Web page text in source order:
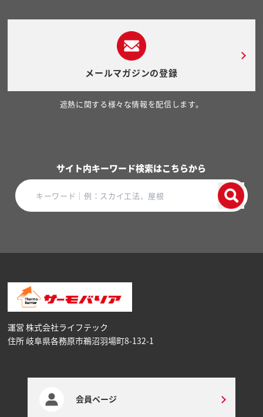
メールマガジンの登録
遮熱に関する様々な情報を配信します。
サイト内キーワード検索はこちらから
運営 株式会社ライフテック
住所 岐阜県各務原市鵜沼⽻場町8-132-1
会員ページ